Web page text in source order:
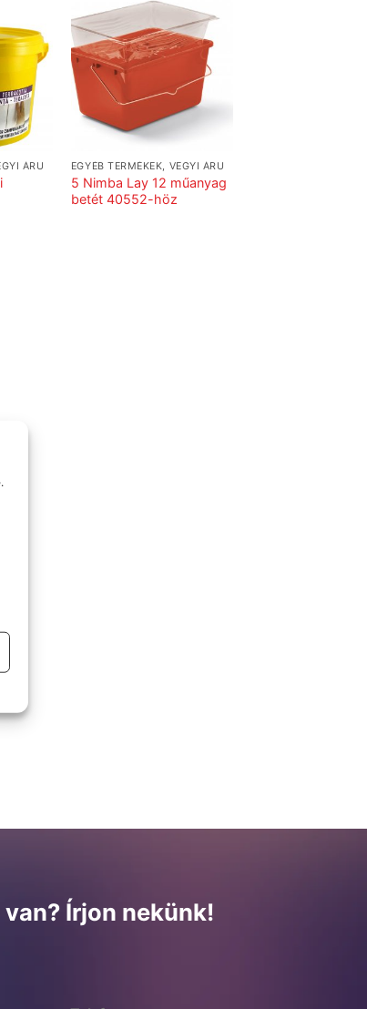
ÁRU EGYÉB TERMÉKEK, VEGYI ÁRU
5 Nimba Lay 12 műanyag
betét 40552-höz
van? Írjon nekünk!